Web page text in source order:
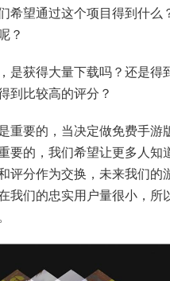
希望通过这个项目得到什么
？
是获得大量下载吗？还是得
到比较高的评分？
重要的，当决定做免费手游
要的，我们希望让更多人知
评分作为交换，未来我们的
我们的忠实用户量很小，所